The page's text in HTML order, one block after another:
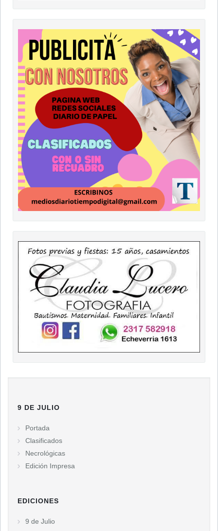
9 DE JULIO
Portada
Clasificados
Necrológicas
Edición Impresa
EDICIONES
9 de Julio